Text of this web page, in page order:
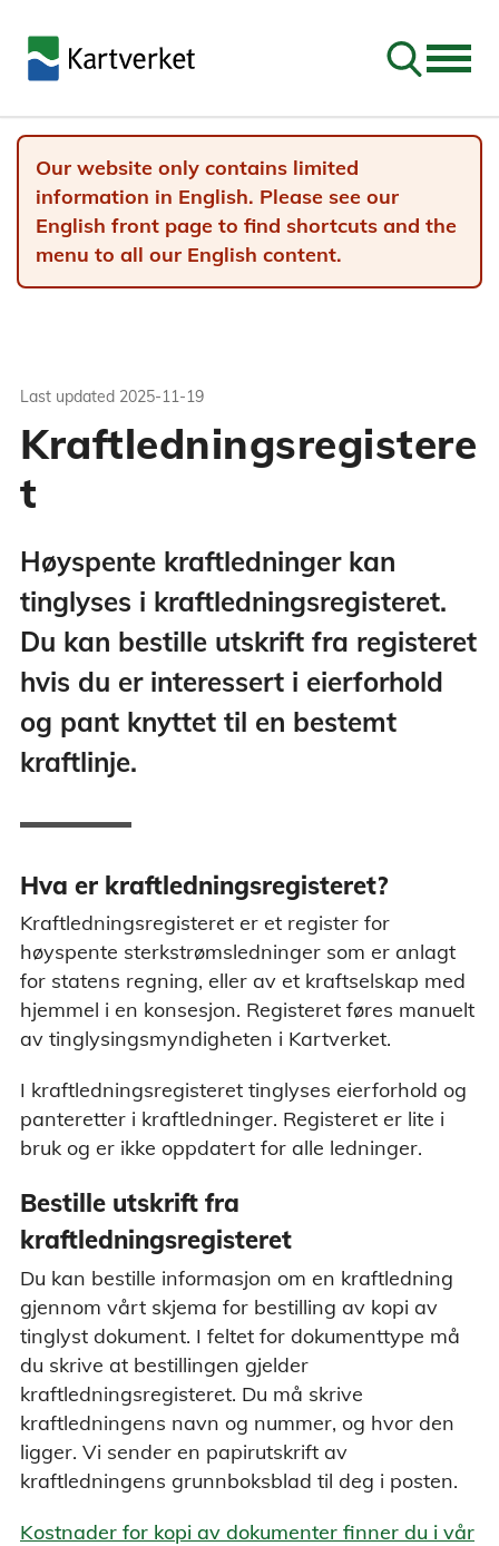
Go to
Our website only contains limited
information in English. Please see our
English front page to find shortcuts and the
menu to all our English content.
Last updated 2025-11-19
Kraftledningsregistere
t
Høyspente kraftledninger kan
tinglyses i kraftledningsregisteret.
Du kan bestille utskrift fra registeret
hvis du er interessert i eierforhold
og pant knyttet til en bestemt
kraftlinje.
Hva er kraftledningsregisteret?
Kraftledningsregisteret er et register for
høyspente sterkstrømsledninger som er anlagt
for statens regning, eller av et kraftselskap med
hjemmel i en konsesjon. Registeret føres manuelt
av tinglysingsmyndigheten i Kartverket.
I kraftledningsregisteret tinglyses eierforhold og
panteretter i kraftledninger. Registeret er lite i
bruk og er ikke oppdatert for alle ledninger.
Bestille utskrift fra
kraftledningsregisteret
Du kan bestille informasjon om en kraftledning
gjennom vårt skjema for bestilling av kopi av
tinglyst dokument. I feltet for dokumenttype må
du skrive at bestillingen gjelder
kraftledningsregisteret. Du må skrive
kraftledningens navn og nummer, og hvor den
ligger. Vi sender en papirutskrift av
kraftledningens grunnboksblad til deg i posten.
Kostnader for kopi av dokumenter finner du i vår